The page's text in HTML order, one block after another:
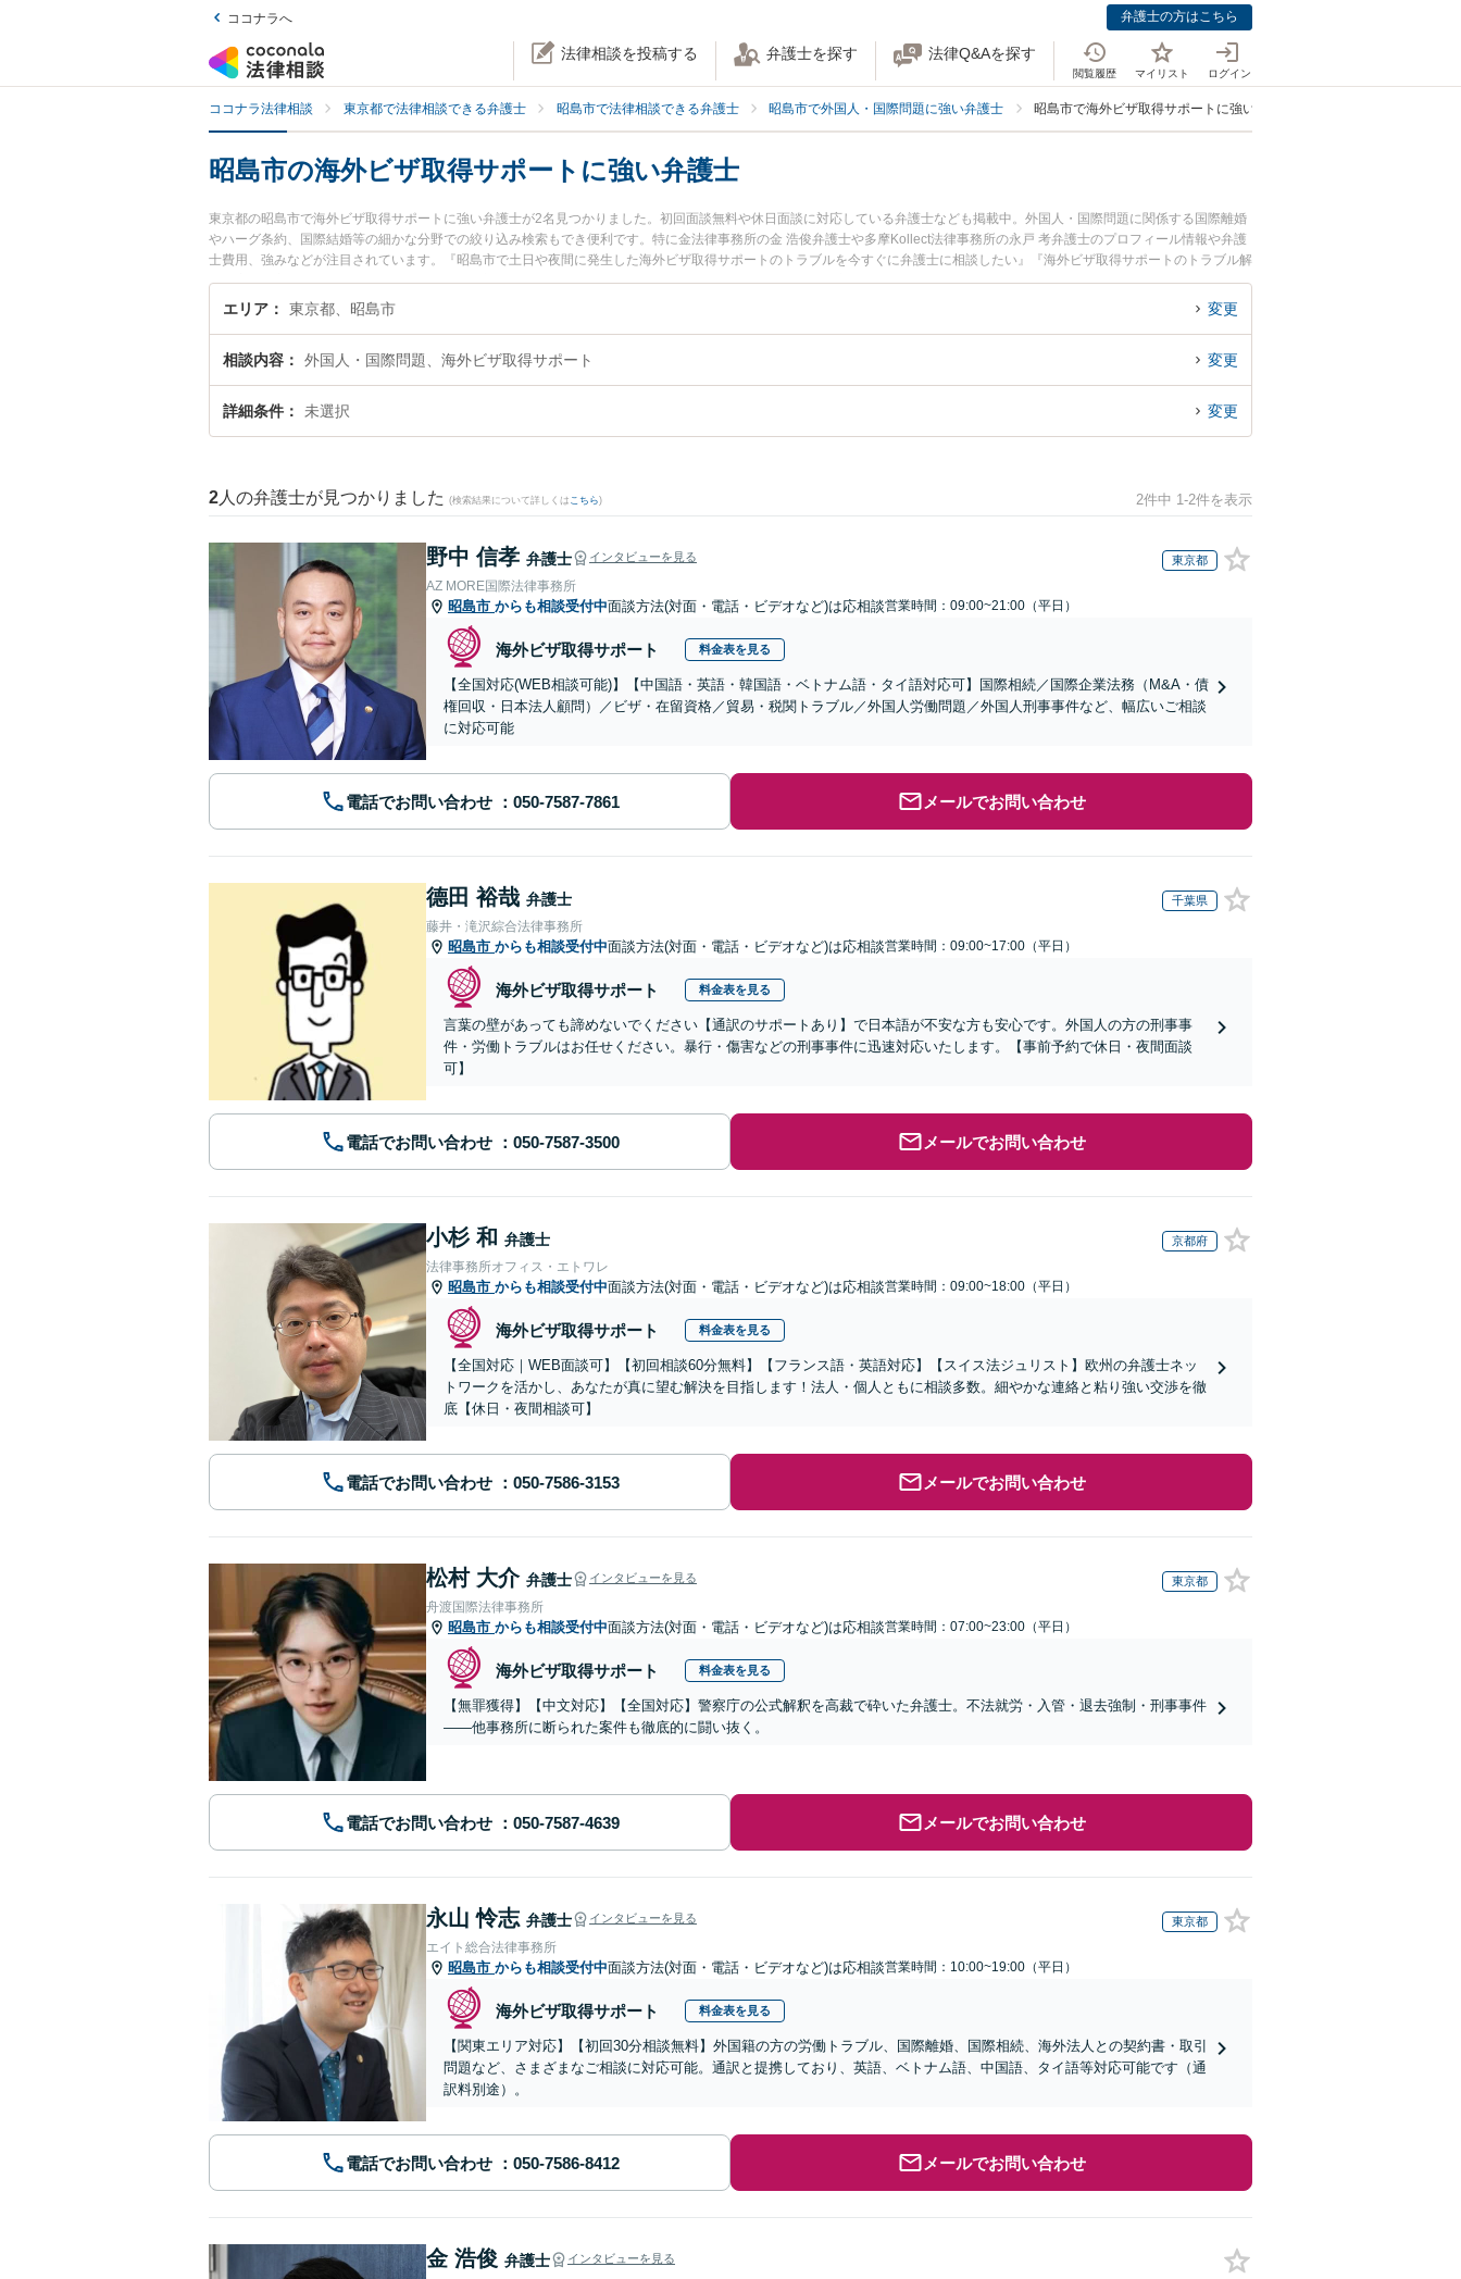
ココナラへ 弁護士の方はこちら
法律相談を投稿する 弁護士を探す 法律Q&Aを探す
閲覧履歴 マイリスト ログイン
ココナラ法律相談 東京都で法律相談できる弁護士 昭島市で法律相談できる弁護士 昭島市で外国人・国際問題に強い弁護士 昭島市で海外ビザ取得サポートに強い弁護士
昭島市の海外ビザ取得サポートに強い弁護士
東京都の昭島市で海外ビザ取得サポートに強い弁護士が2名見つかりました。初回面談無料や休日面談に対応している弁護士なども掲載中。外国人・国際問題に関係する国際離婚
やハーグ条約、国際結婚等の細かな分野での絞り込み検索もでき便利です。特に金法律事務所の金 浩俊弁護士や多摩Kollect法律事務所の永戸 考弁護士のプロフィール情報や弁護
士費用、強みなどが注目されています。『昭島市で土日や夜間に発生した海外ビザ取得サポートのトラブルを今すぐに弁護士に相談したい』『海外ビザ取得サポートのトラブル解
決の実績豊富な近くの弁護士を検索したい』『初回相談無料で海外ビザ取得サポートを法律相談できる昭島市内の弁護士に相談予約したい』などでお困りの相談者さんにおすすめ
です。
エリア 東京都、昭島市 変更
相談内容 外国人・国際問題、海外ビザ取得サポート 変更
詳細条件 未選択 変更
2 人の弁護士が見つかりました (検索結果について詳しくは こちら) 2件中 1-2件を表示
野中 信孝 弁護士 インタビューを見る 東京都
AZ MORE国際法律事務所
昭島市 からも相談受付中面談方法(対面・電話・ビデオなど)は応相談営業時間：09:00~21:00（平日）
海外ビザ取得サポート 料金表を見る
【全国対応(WEB相談可能)】【中国語・英語・韓国語・ベトナム語・タイ語対応可】国際相続／国際企業法務（M&A・債
権回収・日本法人顧問）／ビザ・在留資格／貿易・税関トラブル／外国人労働問題／外国人刑事事件など、幅広いご相談
に対応可能
電話でお問い合わせ メールでお問い合わせ
德田 裕哉 弁護士 千葉県
藤井・滝沢綜合法律事務所
昭島市 からも相談受付中面談方法(対面・電話・ビデオなど)は応相談営業時間：09:00~17:00（平日）
海外ビザ取得サポート 料金表を見る
言葉の壁があっても諦めないでください【通訳のサポートあり】で日本語が不安な方も安心です。外国人の方の刑事事
件・労働トラブルはお任せください。暴行・傷害などの刑事事件に迅速対応いたします。【事前予約で休日・夜間面談
可】
電話でお問い合わせ メールでお問い合わせ
小杉 和 弁護士 京都府
法律事務所オフィス・エトワレ
昭島市 からも相談受付中面談方法(対面・電話・ビデオなど)は応相談営業時間：09:00~18:00（平日）
海外ビザ取得サポート 料金表を見る
【全国対応｜WEB面談可】【初回相談60分無料】【フランス語・英語対応】【スイス法ジュリスト】欧州の弁護士ネッ
トワークを活かし、あなたが真に望む解決を目指します！法人・個人ともに相談多数。細やかな連絡と粘り強い交渉を徹
底【休日・夜間相談可】
電話でお問い合わせ メールでお問い合わせ
松村 大介 弁護士 インタビューを見る 東京都
舟渡国際法律事務所
昭島市 からも相談受付中面談方法(対面・電話・ビデオなど)は応相談営業時間：07:00~23:00（平日）
海外ビザ取得サポート 料金表を見る
【無罪獲得】【中文対応】【全国対応】警察庁の公式解釈を高裁で砕いた弁護士。不法就労・入管・退去強制・刑事事件
——他事務所に断られた案件も徹底的に闘い抜く。
電話でお問い合わせ メールでお問い合わせ
永山 怜志 弁護士 インタビューを見る 東京都
エイト総合法律事務所
昭島市 からも相談受付中面談方法(対面・電話・ビデオなど)は応相談営業時間：10:00~19:00（平日）
海外ビザ取得サポート 料金表を見る
【関東エリア対応】【初回30分相談無料】外国籍の方の労働トラブル、国際離婚、国際相続、海外法人との契約書・取引
問題など、さまざまなご相談に対応可能。通訳と提携しており、英語、ベトナム語、中国語、タイ語等対応可能です（通
訳料別途）。
電話でお問い合わせ メールでお問い合わせ
金 浩俊 弁護士 インタビューを見る